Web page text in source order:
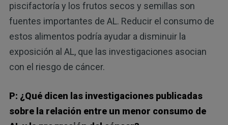
piscifactoría y los frutos secos y semillas son
fuentes importantes de AL. Reducir el consumo de
estos alimentos podría ayudar a disminuir la
exposición al AL, que las investigaciones asocian
con el riesgo de cáncer.
P: ¿Qué dicen las investigaciones publicadas
sobre la relación entre un menor consumo de